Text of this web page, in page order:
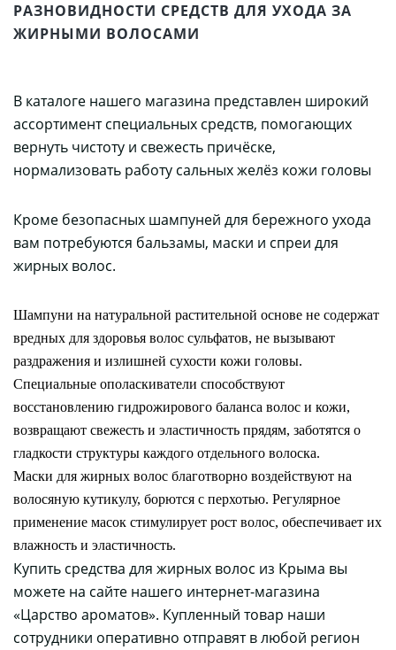
РАЗНОВИДНОСТИ СРЕДСТВ ДЛЯ УХОДА ЗА
ЖИРНЫМИ ВОЛОСАМИ
В каталоге нашего магазина представлен широкий
ассортимент специальных средств, помогающих
вернуть чистоту и свежесть причёске,
нормализовать работу сальных желёз кожи головы
Кроме безопасных шампуней для бережного ухода
вам потребуются бальзамы, маски и спреи для
жирных волос.
Шампуни на натуральной растительной основе не содержат
вредных для здоровья волос сульфатов, не вызывают
раздражения и излишней сухости кожи головы.
Специальные ополаскиватели способствуют
восстановлению гидрожирового баланса волос и кожи,
возвращают свежесть и эластичность прядям, заботятся о
гладкости структуры каждого отдельного волоска.
Маски для жирных волос благотворно воздействуют на
волосяную кутикулу, борются с перхотью. Регулярное
применение масок стимулирует рост волос, обеспечивает их
влажность и эластичность.
Купить средства для жирных волос из Крыма вы
можете на сайте нашего интернет-магазина
«Царство ароматов». Купленный товар наши
сотрудники оперативно отправят в любой регион